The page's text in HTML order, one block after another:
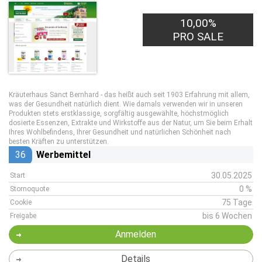
10,00%
PRO SALE
Kräuterhaus Sanct Bernhard - das heißt auch seit 1903 Erfahrung mit allem,
was der Gesundheit natürlich dient. Wie damals verwenden wir in unseren
Produkten stets erstklassige, sorgfältig ausgewählte, höchstmöglich
dosierte Essenzen, Extrakte und Wirkstoffe aus der Natur, um Sie beim Erhalt
Ihres Wohlbefindens, Ihrer Gesundheit und natürlichen Schönheit nach
besten Kräften zu unterstützen.
36 Werbemittel
Start 30.05.2025
Stornoquote 0 %
Cookie 75 Tage
Freigabe bis 6 Wochen
Anmelden
Details